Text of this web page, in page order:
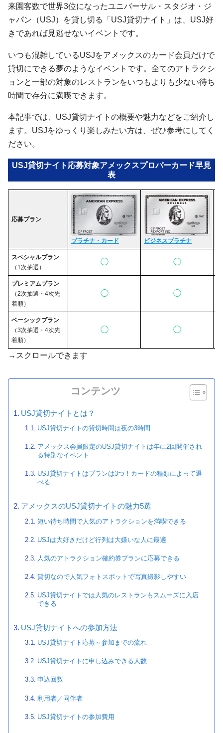
来園客数で世界3位になったユニバーサル・スタジオ・ジ
ャパン（USJ）を貸し切る「USJ貸切ナイト」は、USJ好
きであれば見逃せないイベントです。
いつも混雑しているUSJをアメックスのカード会員だけで
貸切にできる夢のようなイベントです。全てのアトラクシ
ョンと一部の対象のレストランをいつもよりも少ない待ち
時間で存分に満喫できます。
本記事では、USJ貸切ナイトの概要や魅力などをご紹介し
ます。USJをゆっくり楽しみたい方は、ぜひ参考にしてく
ださい。
USJ貸切ナイト応募対象アメックスプロパーカード早見
表
応募プラン
プラチナ・カード ビジネスプラチナ
スペシャルプラン
（1次抽選）
◯ ◯
プレミアムプラン
（2次抽選・4次先
着順）
◯ ◯
ベーシックプラン
（3次抽選・4次先
着順）
◯ ◯
→スクロールできます
コンテンツ
USJ貸切ナイトとは？
USJ貸切ナイトの貸切時間は夜の3時間
アメックス会員限定のUSJ貸切ナイトは年に2回開催され
る特別なイベント
USJ貸切ナイトはプランは3つ！カードの種類によって選
べる
アメックスのUSJ貸切ナイトの魅力5選
短い待ち時間で人気のアトラクションを満喫できる
USJは大好きだけど行列は大嫌いな人に最適
人気のアトラクション確約券プランに応募できる
貸切なので人気フォトスポットで写真撮影しやすい
USJ貸切ナイトでは人気のレストランもスムーズに入店
できる
USJ貸切ナイトへの参加方法
USJ貸切ナイト応募～参加までの流れ
USJ貸切ナイトに申し込みできる人数
申込回数
利用者／同伴者
USJ貸切ナイトの参加費用